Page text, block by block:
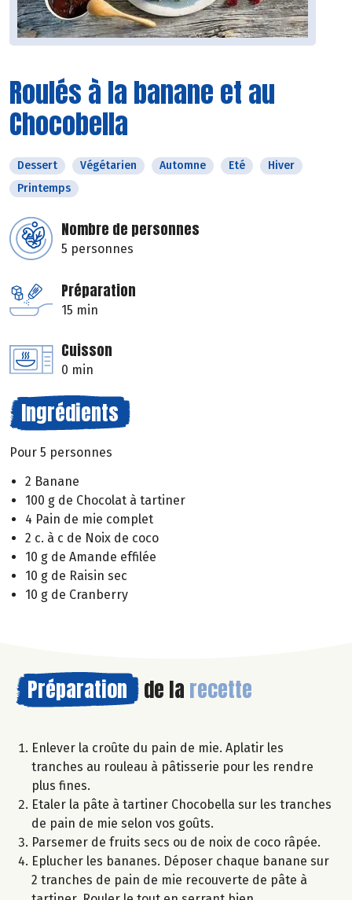
Roulés à la banane et au
Chocobella
Dessert Végétarien Automne Eté
Hiver
Printemps
Nombre de personnes
5 personnes
Préparation
15 min
Cuisson
0 min
Ingrédients
Pour 5 personnes
2 Banane
100 g de Chocolat à tartiner
4 Pain de mie complet
2 c. à c de Noix de coco
10 g de Amande effilée
10 g de Raisin sec
10 g de Cranberry
Préparation de la recette
Enlever la croûte du pain de mie. Aplatir les
tranches au rouleau à pâtisserie pour les rendre
plus fines.
Etaler la pâte à tartiner Chocobella sur les tranches
de pain de mie selon vos goûts.
Parsemer de fruits secs ou de noix de coco râpée.
Eplucher les bananes. Déposer chaque banane sur
2 tranches de pain de mie recouverte de pâte à